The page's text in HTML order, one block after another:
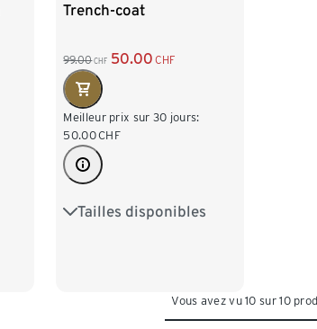
Trench-coat
99.00 CHF 50.00 CHF
Meilleur prix sur 30 jours:
50.00CHF
Tailles disponibles
36 38 40 42
Vous avez vu 10 sur 10